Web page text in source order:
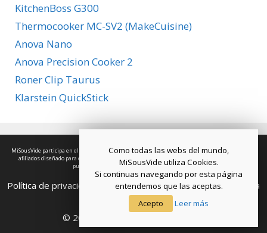
KitchenBoss G300
Thermocooker MC-SV2 (MakeCuisine)
Anova Nano
Anova Precision Cooker 2
Roner Clip Taurus
Klarstein QuickStick
MiSousVide participa en el Programa de Afiliados de Amazon EU, un programa de publicidad para
afiliados diseñado para ofrecer a sitios web un modo de obtener comisiones por publicidad,
publicitando e incluyendo enlaces a Amazon.es.
Política de privacidad Política de Cookies -Contacto
Acerca
de MiSousVide
© 2026 Copyright MiSousVide.com
Como todas las webs del mundo,
MiSousVide utiliza Cookies.
Si continuas navegando por esta página
entendemos que las aceptas.
Acepto
Leer más